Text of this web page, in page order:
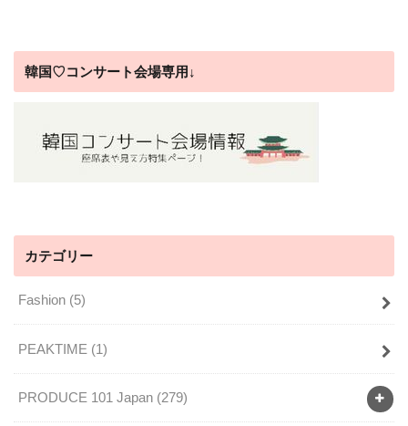
韓国♡コンサート会場専用↓
カテゴリー
Fashion (5)
PEAKTIME (1)
PRODUCE 101 Japan (279)